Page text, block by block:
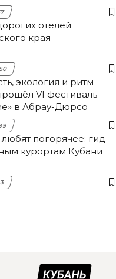
отелей
края
экология и ритм
VI фестиваль
в Абрау-Дюрсо
погорячее: гид
курортам Кубани